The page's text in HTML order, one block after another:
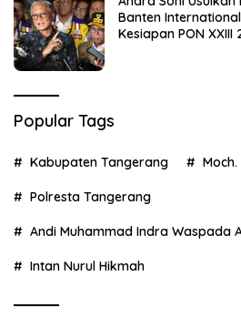
Banten
Kesiapan PON XXIII
Popular Tags
Kabupaten Tangerang
Polresta Tangerang
Andi Muhammad Indra Waspada
Intan Nurul Hikmah